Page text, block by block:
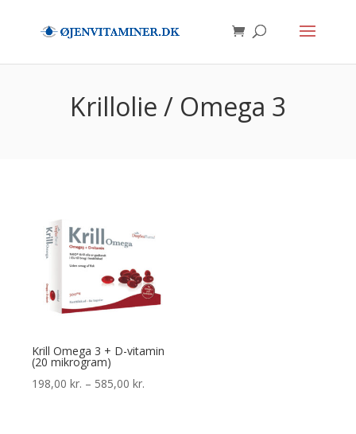
Krillolie / Omega 3
Krill Omega 3 + D-vitamin
(20 mikrogram)
198,00kr. – 585,00kr.